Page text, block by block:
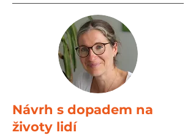
Návrh s dopadem na
životy lidí